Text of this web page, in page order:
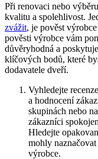
Při renovaci nebo
kvalitu a spolehlivost.
zvážit, je pověst
pověsti výrobce vám
důvěryhodná a
klíčových bodů, které
dodavatele dveří.
Vyhledejte
a hodnocení
skupinách nebo
zákazníci
Hledejte
mohly
výrobce.